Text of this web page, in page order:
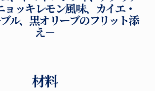
ョッキレモン風味、カイエ・
ル、黒オリーブのフリット添
え－
材料